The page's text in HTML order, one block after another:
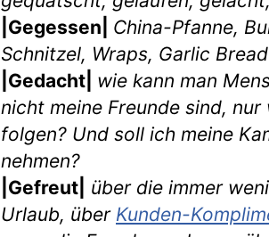
|Gegessen| China-Pfanne,
Schnitzel, Wraps, Garlic Bread
|Gedacht| wie kann man
nicht meine Freunde sind,
folgen? Und soll ich meine
nehmen?
|Gefreut| über die immer
Urlaub, über Kunden-